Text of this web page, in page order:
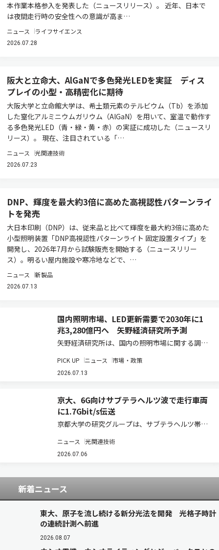
本作業本格参入を発表した（ニュースリリース）。 近年、日本で
は夜間走行時の安全性への意識が高ま…
ニュース ライフサイエンス
2026.07.28
阪大と立命大、AlGaNで多色発光LEDを実証 ディス
プレイの小型・高精密化に期待
大阪大学と立命館大学は、希土類元素のテルビウム（Tb）を添加
した窒化アルミニウムガリウム（AlGaN）を用いて、室温で動作す
る多色発光LED（青・緑・黄・赤）の実証に成功した（ニュースリ
リース）。 現在、注目されている「…
ニュース 光関連技術
2026.07.23
DNP、輝度を最大約3倍に高めた高視認性パターンライ
トを発売
大日本印刷（DNP）は、従来品と比べて輝度を最大約3倍に高めた
小型照明装置「DNP高視認性パターンライト 固定設置タイプ」を
開発し、2026年7月から試験販売を開始する（ニュースリリー
ス）。明るい屋内施設や寒冷地などで、…
ニュース 新製品
2026.07.13
国内照明市場、LED更新需要で2030年に1
兆3,280億円へ 矢野経済研究所予測
矢野経済研究所は、国内の照明市場に関する調査
の国内照明総市場規模は、前年比3.8％増の1兆
910億2,500万円と推計している。既設の蛍光灯
PICK UP ニュース 市場・政策
2026.07.13
京大、6G向けサブテラヘルツ波で走行車両
に1.7Gbit/s伝送
京都大学の研究グループは、サブテラヘルツ帯を
対する高速大容量伝送に成功した（ニュースリリ
ース）。 研究グループは、100GHz帯のサブテラ
ニュース 光関連技術
2026.07.06
新着ニュース
東大、原子を流し続ける新分光法を開発 光格子時計
の連続計測へ前進
2026.08.07